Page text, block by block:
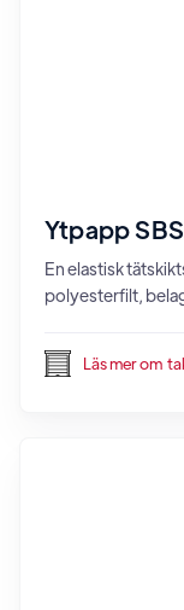
Ytpapp
En elastisk
polyesterfilt,
Läs mer om